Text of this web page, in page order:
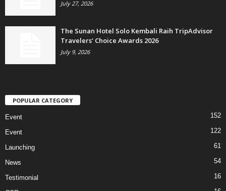
July 27, 2026
The Sunan Hotel Solo Kembali Raih TripAdvisor
Travelers’ Choice Awards 2026
July 9, 2026
POPULAR CATEGORY
Event 152
Event 122
Launching 61
News 54
Testimonial 16